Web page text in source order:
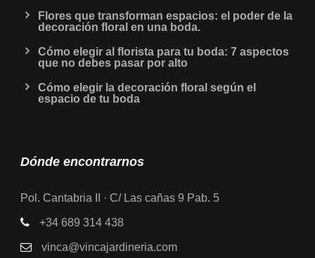
Flores que transforman espacios: el poder de la
decoración floral en una boda.
Cómo elegir al florista para tu boda: 7 aspectos
que no debes pasar por alto
Cómo elegir la decoración floral según el
espacio de tu boda
Dónde encontrarnos
Pol. Cantabria II · C/ Las cañas 9 Pab. 5
+34 689 314 438
vinca@vincajardineria.com